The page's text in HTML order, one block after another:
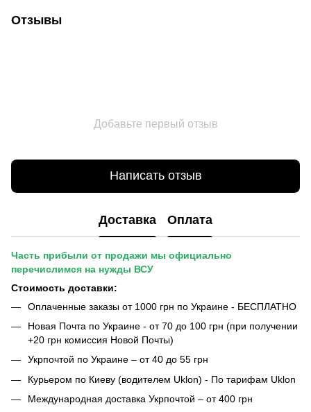
Отзывы
Добавьте первый отзыв
Написать отзыв
Доставка Оплата
Часть прибыли от продажи мы официально
перечислимся на нужды ВСУ
Стоимость доставки:
Оплаченные заказы от 1000 грн по Украине - БЕСПЛАТНО
Новая Почта по Украине - от 70 до 100 грн (при получении
+20 грн комиссия Новой Почты)
Укрпочтой по Украине – от 40 до 55 грн
Курьером по Киеву (водителем Uklon) - По тарифам Uklon
Международная доставка Укрпочтой – от 400 грн